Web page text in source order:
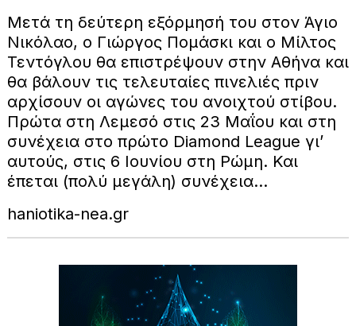
Μετά τη δεύτερη εξόρμησή του στον Άγιο
Νικόλαο, ο Γιώργος Πομάσκι και ο Μίλτος
Τεντόγλου θα επιστρέψουν στην Αθήνα και
θα βάλουν τις τελευταίες πινελιές πριν
αρχίσουν οι αγώνες του ανοιχτού στίβου.
Πρώτα στη Λεμεσό στις 23 Μαΐου και στη
συνέχεια στο πρώτο Diamond League γι’
αυτούς, στις 6 Ιουνίου στη Ρώμη. Και
έπεται (πολύ μεγάλη) συνέχεια…
haniotika-nea.gr